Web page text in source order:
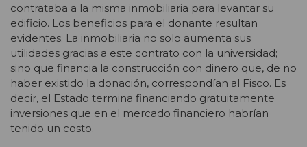
contrataba a la misma inmobiliaria para levantar su
edificio. Los beneficios para el donante resultan
evidentes. La inmobiliaria no solo aumenta sus
utilidades gracias a este contrato con la universidad;
sino que financia la construcción con dinero que, de no
haber existido la donación, correspondían al Fisco. Es
decir, el Estado termina financiando gratuitamente
inversiones que en el mercado financiero habrían
tenido un costo.